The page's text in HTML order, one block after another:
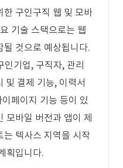
한 구인구직 웹 및 모바
기술 스택으로는 웹
될 것으로 예상됩니다.
기업, 구직자, 관리
및 결제 기능, 이력서
페이지 기능 등이 있
모바일 버전과 앱이 제
는 텍사스 지역을 시작
획입니다.